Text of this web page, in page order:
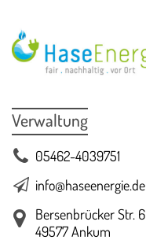
Verwaltung
05462-4039751
info@haseenergie.de
Bersenbrücker Str. 6
49577 Ankum